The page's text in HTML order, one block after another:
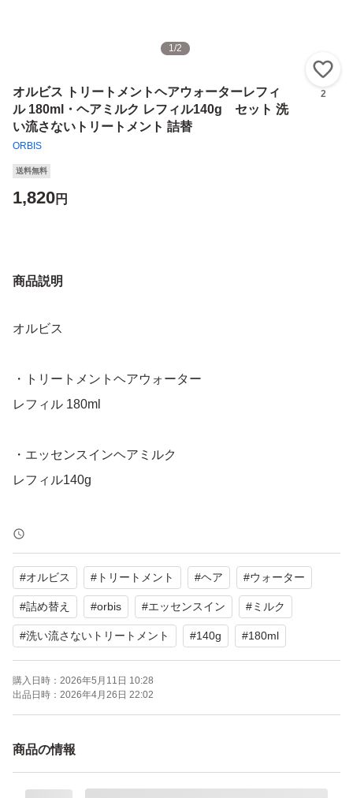
1/2
オルビス トリートメントヘアウォーターレフィ
ル 180ml・ヘアミルク レフィル140g セット 洗
い流さないトリートメント 詰替
ORBIS
2
送料無料
1,820円
商品説明
オルビス
・トリートメントヘアウォーター
レフィル 180ml
・エッセンスインヘアミルク
レフィル140g
2点セットになります。
ゆうパケットポストにて発送いたします。
完璧を求められる方、神経質な方はご遠慮下さい。
ください。
直接メーカーにお問い合わせ下さい。
#オルビス # トリートメント #ヘア #ウォーター
#詰め替え #orbis #エッセンスイン #ミルク
#洗い流さないトリートメント #140g #180ml
購入日時： 2026年5月11日 10:28
出品日時： 2026年4月26日 22:02
商品の情報